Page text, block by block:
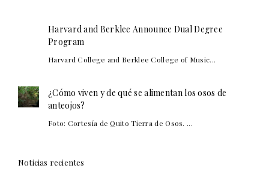
Harvard and Berklee Announce Dual Degree
Program
Harvard College and Berklee College of Music...
¿Cómo viven y de qué se alimentan los osos de
anteojos?
Foto: Cortesía de Quito Tierra de Osos. ...
Noticias recientes